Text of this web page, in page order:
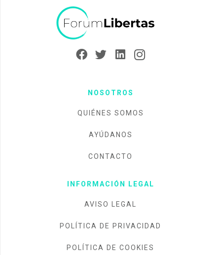
NOSOTROS
QUIÉNES SOMOS
AYÚDANOS
CONTACTO
INFORMACIÓN LEGAL
AVISO LEGAL
POLÍTICA DE PRIVACIDAD
POLÍTICA DE COOKIES